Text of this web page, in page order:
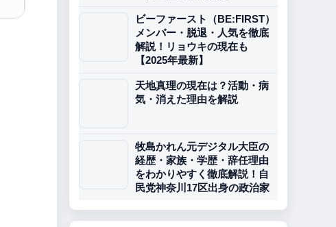
ビーファースト（BE:FIRST）
メンバー・脱退・人気を徹底
解説！リョウキの現在も
【2025年最新】
天地真理の現在は？活動・病
気・消えた理由を解説
牧島かれん元デジタル大臣の
経歴・家族・学歴・辞任理由
をわかりやすく徹底解説！自
民党神奈川17区出身の政治家